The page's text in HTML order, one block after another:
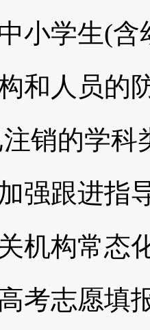
小学生(
和人员的
销的学
强跟进指
机构常态
考志愿填